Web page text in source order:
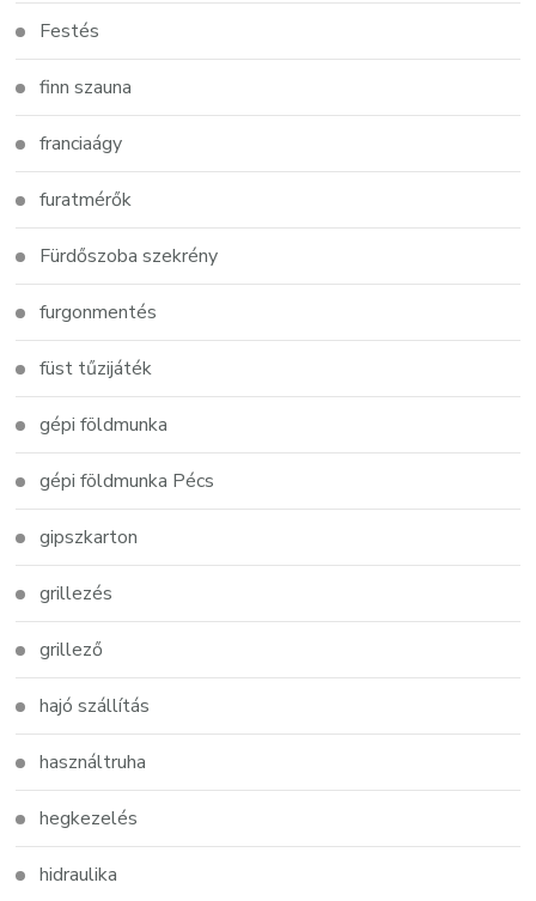
Festés
finn szauna
franciaágy
furatmérők
Fürdőszoba szekrény
furgonmentés
füst tűzijáték
gépi földmunka
gépi földmunka Pécs
gipszkarton
grillezés
grillező
hajó szállítás
használtruha
hegkezelés
hidraulika